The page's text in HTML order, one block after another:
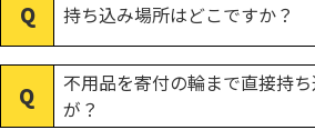
持ち込み場所はどこですか？
不用品を寄付の輪まで直接持
が？